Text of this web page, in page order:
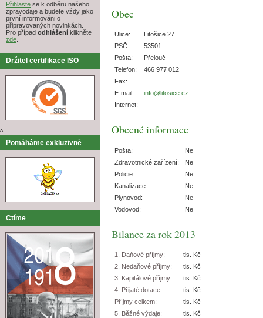
Přihlaste se k odběru našeho
zpravodaje a budete vždy jako
první informováni o
připravovaných novinkách.
Pro případ odhlášení klikněte
zde.
Držitel certifikace ISO
^
Pomáháme exkluzivně
Ctíme
Obec
Ulice:
Litošice 27
PSČ:
53501
Pošta:
Přelouč
Telefon:
466 977 012
Fax:
E-mail:
info@litosice.cz
Internet:
-
Obecné informace
Pošta:
Ne
Zdravotnické zařízení:
Ne
Policie:
Ne
Kanalizace:
Ne
Plynovod:
Ne
Vodovod:
Ne
Bilance za rok 2013
1. Daňové příjmy:
tis. Kč
2. Nedaňové příjmy:
tis. Kč
3. Kapitálové příjmy:
tis. Kč
4. Přijaté dotace:
tis. Kč
Příjmy celkem:
tis. Kč
5. Běžné výdaje:
tis. Kč